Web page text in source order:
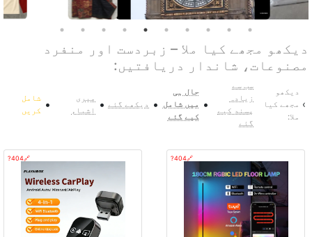
دیکھو مجھے کیا ملا – زبردست اور منفرد
مصنوعات، شاندار دریافتیں:
›
دیکھو
مجھے کیا
ملا:
سب سے
زیادہ
پسند کیے
گئے
•
حال ہی
میں شامل
کیے گئے
• دیکھے گئے • میری
اشیاء
• شامل
کریں
🔗404?
🔗404?